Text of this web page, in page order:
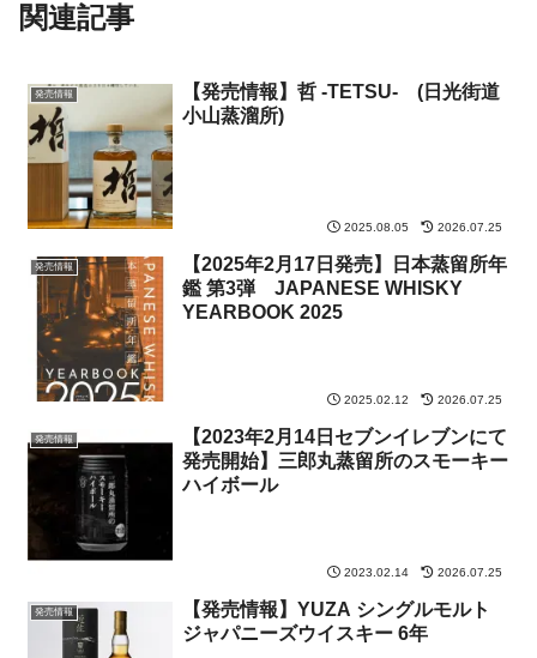
関連記事
発売情報
【発売情報】哲 -TETSU- (日光街道
小山蒸溜所)
2025.08.05 2026.07.25
発売情報
【2025年2月17日発売】日本蒸留所年
鑑 第3弾 JAPANESE WHISKY
YEARBOOK 2025
2025.02.12 2026.07.25
発売情報
【2023年2月14日セブンイレブンにて
発売開始】三郎丸蒸留所のスモーキー
ハイボール
2023.02.14 2026.07.25
発売情報
【発売情報】YUZA シングルモルト
ジャパニーズウイスキー 6年